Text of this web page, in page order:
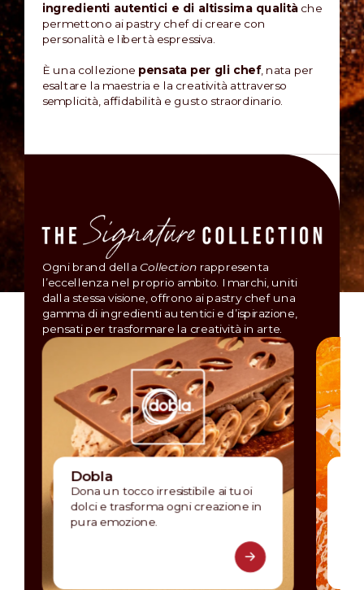
ingredienti autentici e di altissima qualitàche
permettono ai pastry chef di creare con
personalità e libertà espressiva.
È una collezione pensata per gli chef, nata per
esaltare la maestria e la creatività attraverso
semplicità, affidabilità e gusto straordinario.
Ogni brand della Collection rappresenta
l’eccellenza nel proprio ambito. I marchi, uniti
dalla stessa visione, offrono ai pastry chef una
gamma di ingredienti autentici e d’ispirazione,
pensati per trasformare la creatività in arte.
Dobla
Dona un tocco irresistibile ai tuoi
dolci e trasforma ogni creazione in
pura emozione.